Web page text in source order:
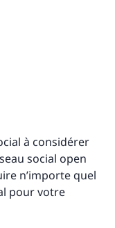
à considérer
social open
n’importe quel
pour votre